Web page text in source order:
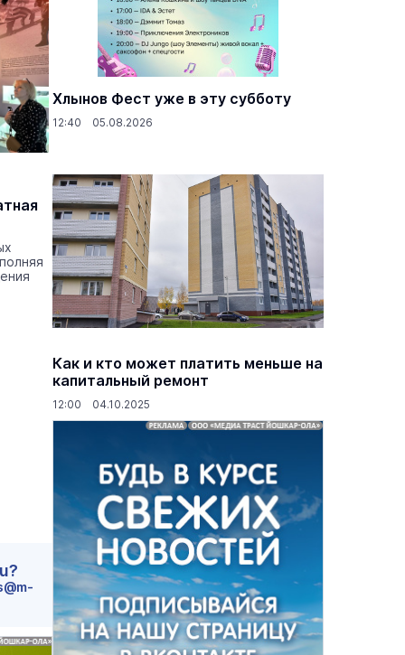
Хлынов Фест уже в эту субботу
12:40 05.08.2026
Как и кто может платить меньше на
капитальный ремонт
12:00 04.10.2025